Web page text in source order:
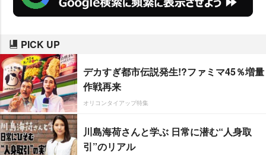
PICK UP
デカすぎ都市伝説発生!?ファミマ45％増量
作戦再来
オリコンタイアップ特集
川島海荷さんと学ぶ 日常に潜む“人身取
引”のリアル